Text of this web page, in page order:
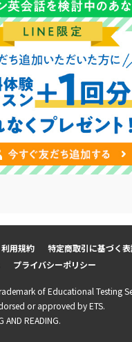
利用規約
特定商取引に基づく
プライバシーポリシー
of Educational Testing
or approved by ETS.
AND READING.